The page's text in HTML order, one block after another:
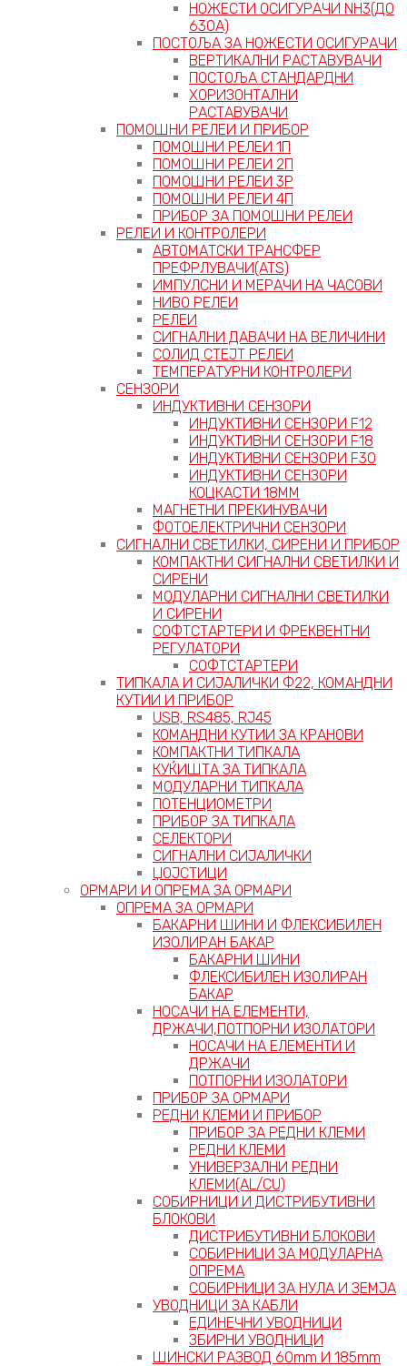
НОЖЕСТИ ОСИГУРАЧИ NH3(ДО
630А)
ПОСТОЉА ЗА НОЖЕСТИ ОСИГУРАЧИ
ВЕРТИКАЛНИ РАСТАВУВАЧИ
ПОСТОЉА СТАНДАРДНИ
ХОРИЗОНТАЛНИ
РАСТАВУВАЧИ
ПОМОШНИ РЕЛЕИ И ПРИБОР
ПОМОШНИ РЕЛЕИ 1П
ПОМОШНИ РЕЛЕИ 2П
ПОМОШНИ РЕЛЕИ 3P
ПОМОШНИ РЕЛЕИ 4П
ПРИБОР ЗА ПОМОШНИ РЕЛЕИ
РЕЛЕИ И КОНТРОЛЕРИ
АВТОМАТСКИ ТРАНСФЕР
ПРЕФРЛУВАЧИ(ATS)
ИМПУЛСНИ И МЕРАЧИ НА ЧАСОВИ
НИВО РЕЛЕИ
РЕЛЕИ
СИГНАЛНИ ДАВАЧИ НА ВЕЛИЧИНИ
СОЛИД СТЕЈТ РЕЛЕИ
ТЕМПЕРАТУРНИ КОНТРОЛЕРИ
СЕНЗОРИ
ИНДУКТИВНИ СЕНЗОРИ
ИНДУКТИВНИ СЕНЗОРИ F12
ИНДУКТИВНИ СЕНЗОРИ F18
ИНДУКТИВНИ СЕНЗОРИ F30
ИНДУКТИВНИ СЕНЗОРИ
КОЦКАСТИ 18ММ
МАГНЕТНИ ПРЕКИНУВАЧИ
ФОТОЕЛЕКТРИЧНИ СЕНЗОРИ
СИГНАЛНИ СВЕТИЛКИ, СИРЕНИ И ПРИБОР
КОМПАКТНИ СИГНАЛНИ СВЕТИЛКИ И
СИРЕНИ
МОДУЛАРНИ СИГНАЛНИ СВЕТИЛКИ
И СИРЕНИ
СОФТСТАРТЕРИ И ФРЕКВЕНТНИ
РЕГУЛАТОРИ
СОФТСТАРТЕРИ
ТИПКАЛА И СИЈАЛИЧКИ Ф22, КОМАНДНИ
КУТИИ И ПРИБОР
USB, RS485, RJ45
КОМАНДНИ КУТИИ ЗА КРАНОВИ
КОМПАКТНИ ТИПКАЛА
КУЌИШТА ЗА ТИПКАЛА
МОДУЛАРНИ ТИПКАЛА
ПОТЕНЦИОМЕТРИ
ПРИБОР ЗА ТИПКАЛА
СЕЛЕКТОРИ
СИГНАЛНИ СИЈАЛИЧКИ
ЏОЈСТИЦИ
ОРМАРИ И ОПРЕМА ЗА ОРМАРИ
ОПРЕМА ЗА ОРМАРИ
БАКАРНИ ШИНИ И ФЛЕКСИБИЛЕН
ИЗОЛИРАН БАКАР
БАКАРНИ ШИНИ
ФЛЕКСИБИЛЕН ИЗОЛИРАН
БАКАР
НОСАЧИ НА ЕЛЕМЕНТИ,
ДРЖАЧИ,ПОТПОРНИ ИЗОЛАТОРИ
НОСАЧИ НА ЕЛЕМЕНТИ И
ДРЖАЧИ
ПОТПОРНИ ИЗОЛАТОРИ
ПРИБОР ЗА ОРМАРИ
РЕДНИ КЛЕМИ И ПРИБОР
ПРИБОР ЗА РЕДНИ КЛЕМИ
РЕДНИ КЛЕМИ
УНИВЕРЗАЛНИ РЕДНИ
КЛЕМИ(AL/CU)
СОБИРНИЦИ И ДИСТРИБУТИВНИ
БЛОКОВИ
ДИСТРИБУТИВНИ БЛОКОВИ
СОБИРНИЦИ ЗА МОДУЛАРНА
ОПРЕМА
СОБИРНИЦИ ЗА НУЛА И ЗЕМЈА
УВОДНИЦИ ЗА КАБЛИ
ЕДИНЕЧНИ УВОДНИЦИ
ЗБИРНИ УВОДНИЦИ
ШИНСКИ РАЗВОД 60mm И 185mm